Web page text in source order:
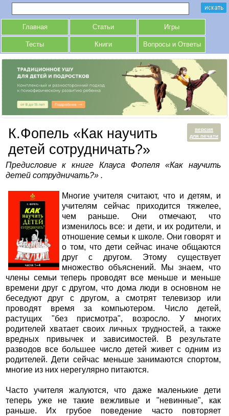
Главная Статьи Игры
Тесты Книги Вопросы и Ответы
версия
для печати
К.Фопель «Как научить
детей сотрудничать?»
Предисловие к книге Клауса Фопеля «Как научить
детей сотрудничать?» .
Многие учителя считают, что и детям, и
учителям сейчас приходится тяжелее,
чем раньше. Они отмечают, что
изменилось все: и дети, и их родители, и
отношение семьи к школе. Они говорят и
о том, что дети сейчас иначе общаются
друг с другом. Этому существует
множество объяснений. Мы знаем, что
члены семьи теперь проводят все меньше и меньше
времени друг с другом, что дома люди в основном не
беседуют друг с другом, а смотрят телевизор или
проводят время за компьютером. Число детей,
растущих "без присмотра", возросло. У многих
родителей хватает своих личных трудностей, а также
вредных привычек и зависимостей. В результате
разводов все большее число детей живет с одним из
родителей. Дети сейчас меньше занимаются спортом,
многие из них нерегулярно питаются.
Часто учителя жалуются, что даже маленькие дети
теперь уже не такие вежливые и "невинные", как
раньше. Их грубое поведение часто повторяет